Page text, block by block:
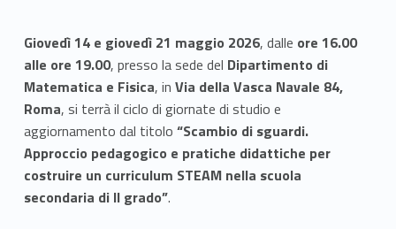
Giovedì 14 e giovedì 21 maggio 2026, dalle ore 16.00
alle ore 19.00, presso la sede del Dipartimento di
Matematica e Fisica, in Via della Vasca Navale 84,
Roma, si terrà il ciclo di giornate di studio e
aggiornamento dal titolo “Scambio di sguardi.
Approccio pedagogico e pratiche didattiche per
costruire un curriculum STEAM nella scuola
secondaria di II grado”.